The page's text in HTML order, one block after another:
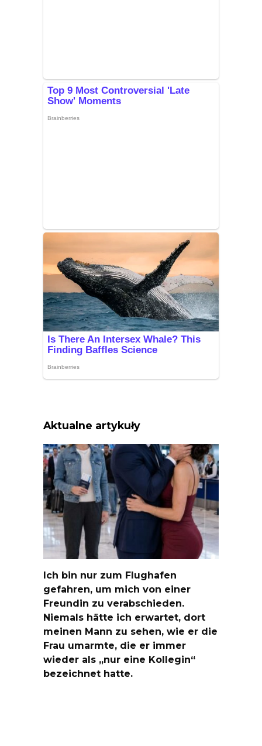
Aktualne artykuły
Ich bin nur zum Flughafen
gefahren, um mich von einer
Freundin zu verabschieden.
Niemals hätte ich erwartet, dort
meinen Mann zu sehen, wie er die
Frau umarmte, die er immer
wieder als „nur eine Kollegin“
bezeichnet hatte.